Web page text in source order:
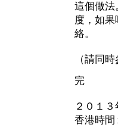
這個做法
度，如
絡。
（請同
完
２０１
香港時間